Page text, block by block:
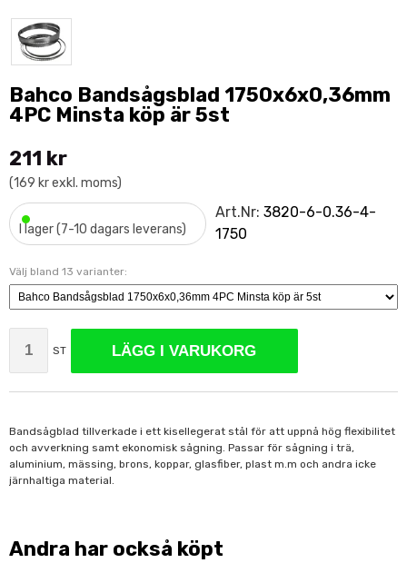
Bahco Bandsågsblad 1750x6x0,36mm
4PC Minsta köp är 5st
211 kr
(169 kr exkl. moms)
•I lager (7-10 dagars leverans)
Art.Nr: 3820-6-0.36-4-
1750
Välj bland 13 varianter:
ST LÄGG I VARUKORG
Bandsågblad tillverkade i ett kisellegerat stål för att uppnå hög flexibilitet
och avverkning samt ekonomisk sågning. Passar för sågning i trä,
aluminium, mässing, brons, koppar, glasfiber, plast m.m och andra icke
järnhaltiga material.
Andra har också köpt